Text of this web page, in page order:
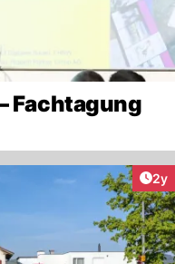
Fachtagung
2y